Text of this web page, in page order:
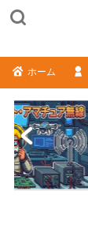
ホーム